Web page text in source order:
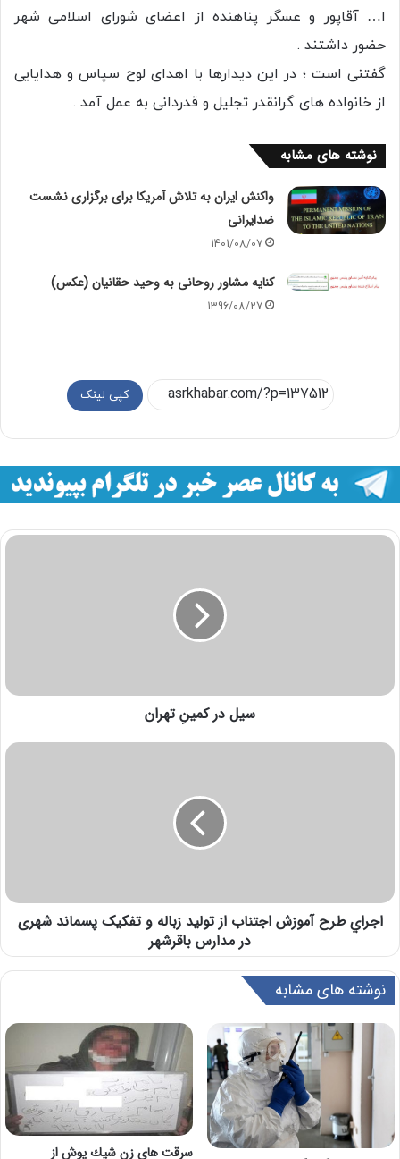
ا… آقاپور و عسگر پناهنده از اعضای شورای اسلامی شهر
حضور داشتند .
گفتنی است ؛ در این دیدارها با اهدای لوح سپاس و هدایایی
از خانواده های گرانقدر تجلیل و قدردانی به عمل آمد .
نوشته های مشابه
واکنش ایران به تلاش آمریکا برای برگزاری نشست
ضدایرانی
1401/08/07
کنایه مشاور روحانی به وحید حقانیان (عکس)
1396/08/27
کپی لینک
سیل در کمینِ تهران
اجراي طرح آموزش اجتناب از تولید زباله و تفکیک پسماند شهری
در مدارس باقرشهر
نوشته های مشابه
سرقت هاي زن شيك پوش از